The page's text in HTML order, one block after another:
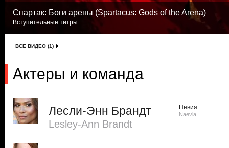
Спартак: Боги арены (Spartacus: Gods of the Arena)
Вступительные титры
ВСЕ ВИДЕО (1)
Актеры и команда
Лесли-Энн Брандт
Lesley-Ann Brandt
Невия
Naevia